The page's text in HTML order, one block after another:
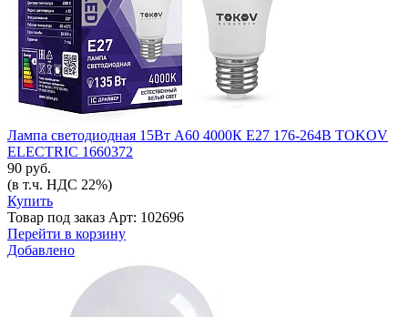
Лампа светодиодная 15Вт A60 4000К Е27 176-264В TOKOV
ELECTRIC 1660372
90 руб.
(в т.ч. НДС 22%)
Купить
Товар под заказ Арт: 102696
Перейти в корзину
Добавлено